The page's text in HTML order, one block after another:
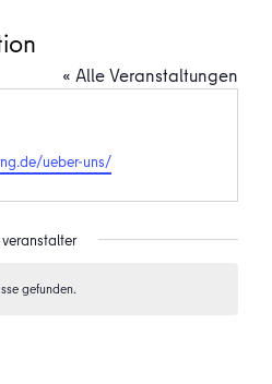
« Alle Veranstaltungen
ueber-uns/
gefunden.